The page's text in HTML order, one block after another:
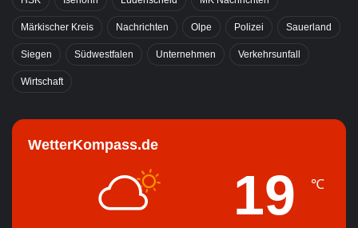
Märkischer Kreis Nachrichten Olpe Polizei Sauerland
Siegen Südwestfalen Unternehmen Verkehrsunfall
Wirtschaft
WetterKompass.de
19 ℃